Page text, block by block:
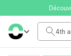
Tarif à la journée